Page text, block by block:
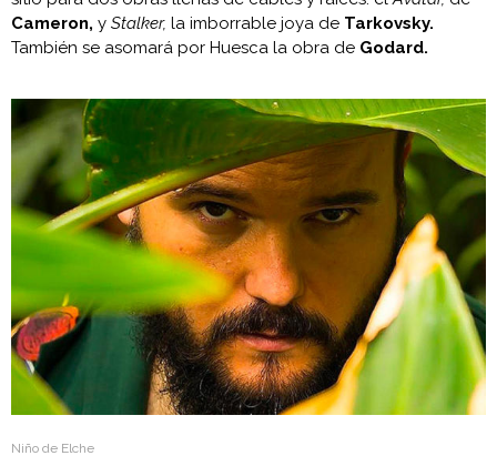
Cameron, y Stalker, la imborrable joya de Tarkovsky.
También se asomará por Huesca la obra de Godard.
Niño de Elche